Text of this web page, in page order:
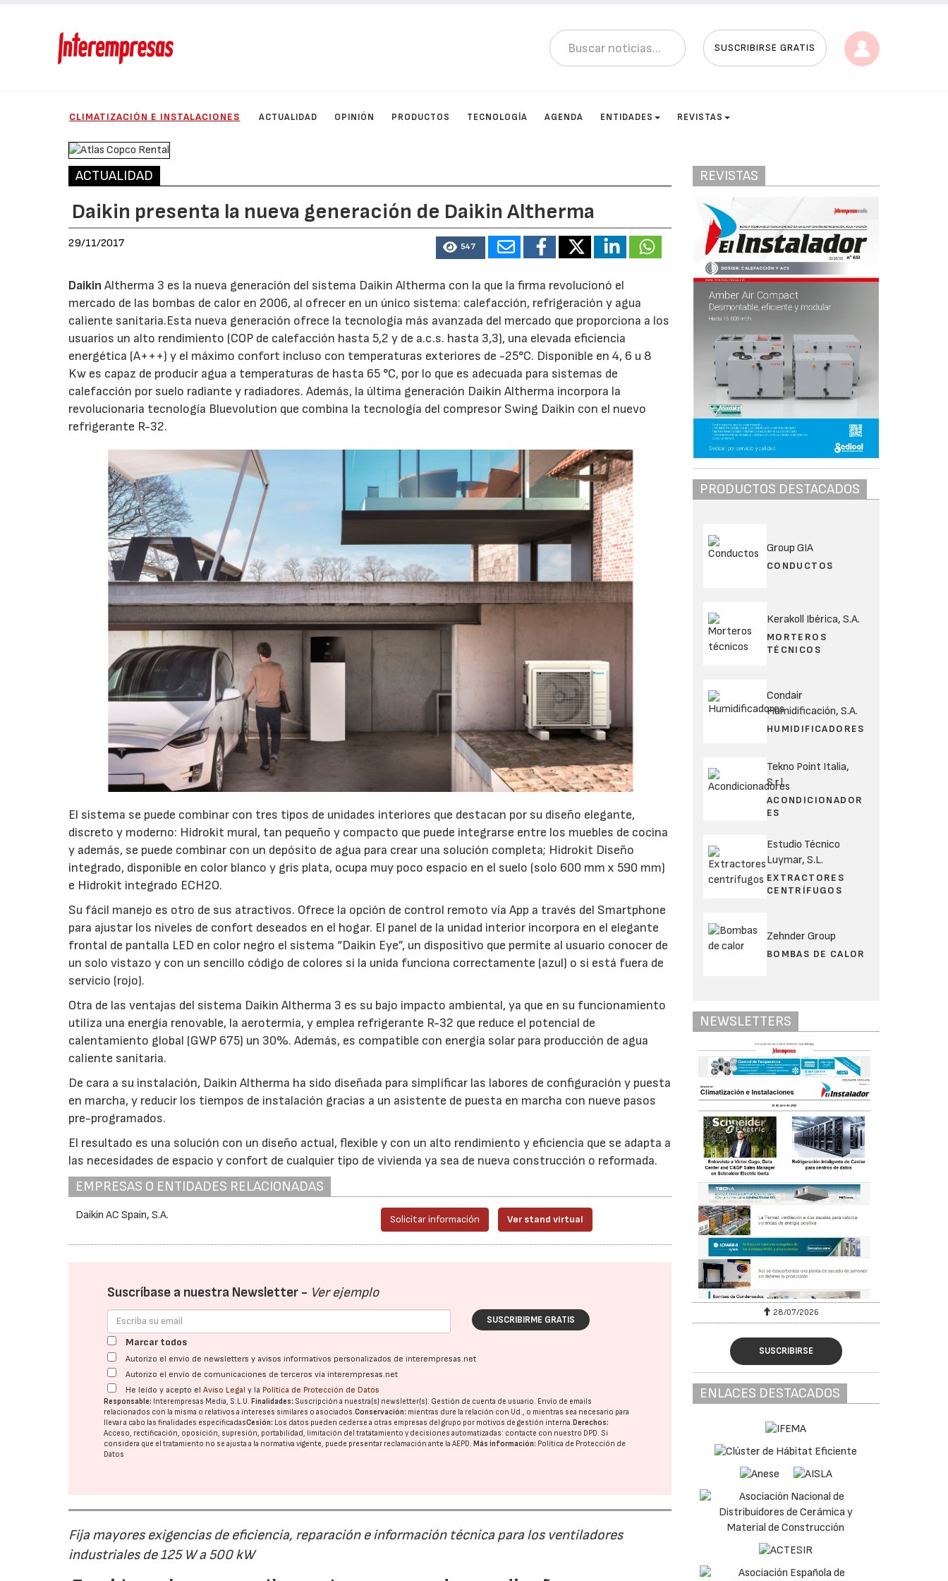
SUSCRIBIRSE GRATIS
CLIMATIZACIÓN E INSTALACIONES ACTUALIDAD OPINIÓN PRODUCTOS TECNOLOGÍA AGENDA ENTIDADES REVISTAS
ACTUALIDAD
Daikin presenta la nueva generación de Daikin Altherma
29/11/2017 547
Daikin Altherma 3 es la nueva generación del sistema Daikin Altherma con la que la firma revolucionó el
mercado de las bombas de calor en 2006, al ofrecer en un único sistema: calefacción, refrigeración y agua
caliente sanitaria.Esta nueva generación ofrece la tecnología más avanzada del mercado que proporciona a los
usuarios un alto rendimiento (COP de calefacción hasta 5,2 y de a.c.s. hasta 3,3), una elevada eficiencia
energética (A+++) y el máximo confort incluso con temperaturas exteriores de -25°C. Disponible en 4, 6 u 8
Kw es capaz de producir agua a temperaturas de hasta 65 °C, por lo que es adecuada para sistemas de
calefacción por suelo radiante y radiadores. Además, la última generación Daikin Altherma incorpora la
revolucionaria tecnología Bluevolution que combina la tecnología del compresor Swing Daikin con el nuevo
refrigerante R-32.
El sistema se puede combinar con tres tipos de unidades interiores que destacan por su diseño elegante,
discreto y moderno: Hidrokit mural, tan pequeño y compacto que puede integrarse entre los muebles de cocina
y además, se puede combinar con un depósito de agua para crear una solución completa; Hidrokit Diseño
integrado, disponible en color blanco y gris plata, ocupa muy poco espacio en el suelo (solo 600 mm x 590 mm)
e Hidrokit integrado ECH2O.
Su fácil manejo es otro de sus atractivos. Ofrece la opción de control remoto vía App a través del Smartphone
para ajustar los niveles de confort deseados en el hogar. El panel de la unidad interior incorpora en el elegante
frontal de pantalla LED en color negro el sistema “Daikin Eye”, un dispositivo que permite al usuario conocer de
un solo vistazo y con un sencillo código de colores si la unida funciona correctamente (azul) o si está fuera de
servicio (rojo).
Otra de las ventajas del sistema Daikin Altherma 3 es su bajo impacto ambiental, ya que en su funcionamiento
utiliza una energía renovable, la aerotermia, y emplea refrigerante R-32 que reduce el potencial de
calentamiento global (GWP 675) un 30%. Además, es compatible con energía solar para producción de agua
caliente sanitaria.
De cara a su instalación, Daikin Altherma ha sido diseñada para simplificar las labores de configuración y puesta
en marcha, y reducir los tiempos de instalación gracias a un asistente de puesta en marcha con nueve pasos
pre-programados.
El resultado es una solución con un diseño actual, flexible y con un alto rendimiento y eficiencia que se adapta a
las necesidades de espacio y confort de cualquier tipo de vivienda ya sea de nueva construcción o reformada.
EMPRESAS O ENTIDADES RELACIONADAS
Daikin AC Spain, S.A. Solicitar información Ver stand virtual
Suscríbase a nuestra Newsletter - Ver ejemplo
SUSCRIBIRME GRATIS
Marcar todos
Autorizo el envío de newsletters y avisos informativos personalizados de interempresas.net
Autorizo el envío de comunicaciones de terceros vía interempresas.net
He leído y acepto elAviso Legal y la Política de Protección de Datos
Responsable: Interempresas Media, S.L.U.Finalidades: Suscripción a nuestra(s) newsletter(s). Gestión de cuenta de usuario. Envío de emails
relacionados con la misma o relativos a intereses similares o asociados.Conservación: mientras dure la relación con Ud., o mientras sea necesario para
llevar a cabo las finalidades especificadasCesión: Los datos pueden cederse a otras empresas del grupo por motivos de gestión interna.Derechos:
Acceso, rectificación, oposición, supresión, portabilidad, limitación del tratatamiento y decisiones automatizadas: contacte con nuestro DPD. Si
considera que el tratamiento no se ajusta a la normativa vigente, puede presentar reclamación ante laAEPD.Más información: Política de Protección de
Datos
Fija mayores exigencias de eficiencia, reparación e información técnica para los ventiladores
industriales de 125 W a 500 kW
REVISTAS
PRODUCTOS DESTACADOS
Group GIA
CONDUCTOS
Kerakoll Ibérica, S.A.
MORTEROS
TÉCNICOS
Condair
Humidificación, S.A.
HUMIDIFICADORES
Tekno Point Italia,
S.r.l.
ACONDICIONADOR
ES
Estudio Técnico
Luymar, S.L.
EXTRACTORES
CENTRÍFUGOS
Zehnder Group
BOMBAS DE CALOR
NEWSLETTERS
28/07/2026 30/07/2026 28/07/2026
SUSCRIBIRSE
ENLACES DESTACADOS